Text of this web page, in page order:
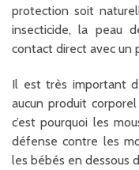
protection soit
insecticide, la peau
contact direct avec un
Il est très important
aucun produit
c’est pourquoi les
défense contre les
les bébés en dessous